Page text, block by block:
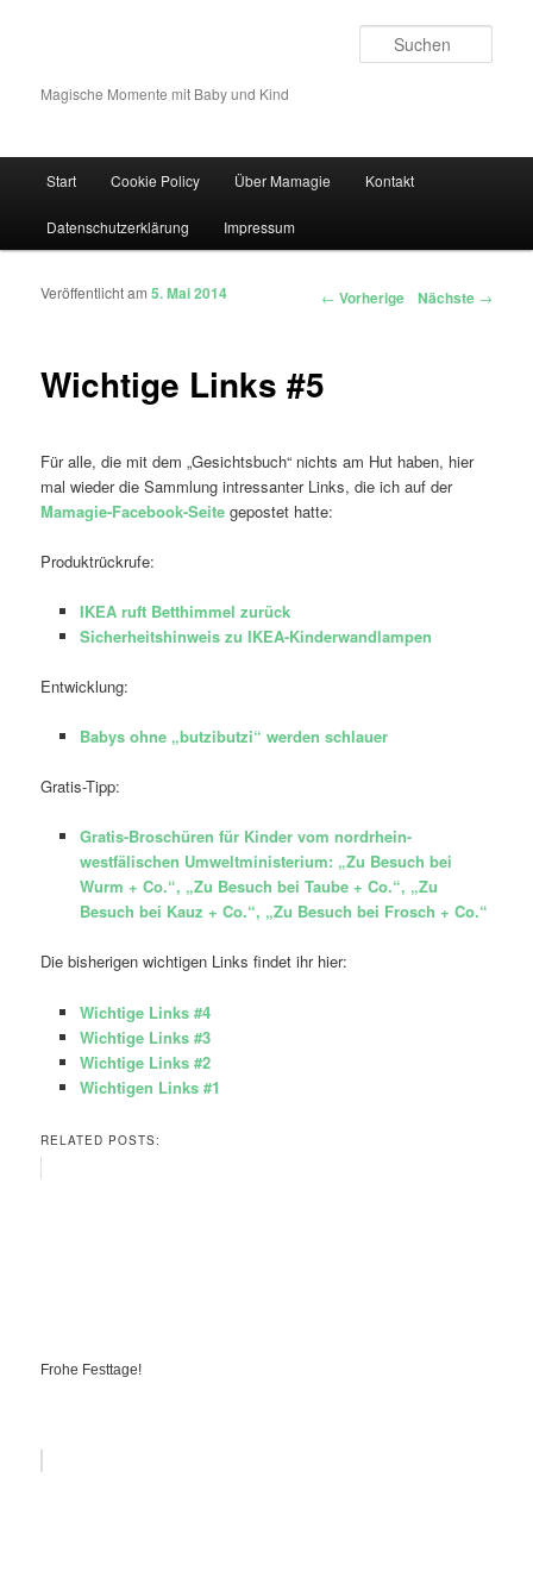
Magische Momente mit Baby und Kind
Zum Inhalt wechseln
Zum sekundären Inhalt wechseln
Start Cookie Policy Über Mamagie Kontakt
Datenschutzerklärung Impressum
Artikelnavigation ← Vorherige Nächste →
Wichtige Links #5
Veröffentlicht am5. Mai 2014
Für alle, die mit dem „Gesichtsbuch“ nichts am Hut haben, hier
mal wieder die Sammlung intressanter Links, die ich auf der
Mamagie-Facebook-Seite gepostet hatte:
Produktrückrufe:
IKEA ruft Betthimmel zurück
Sicherheitshinweis zu IKEA-Kinderwandlampen
Entwicklung:
Babys ohne „butzibutzi“ werden schlauer
Gratis-Tipp:
Gratis-Broschüren für Kinder vom nordrhein-
westfälischen Umweltministerium: „Zu Besuch bei
Wurm + Co.“, „Zu Besuch bei Taube + Co.“, „Zu
Besuch bei Kauz + Co.“, „Zu Besuch bei Frosch + Co.“
Die bisherigen wichtigen Links findet ihr hier:
Wichtige Links #4
Wichtige Links #3
Wichtige Links #2
Wichtigen Links #1
RELATED POSTS:
Frohe Festtage!